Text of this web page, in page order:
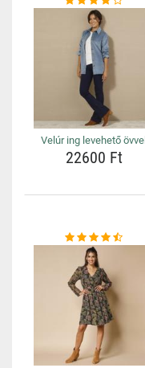
Velúr ing levehető övvel
22600 Ft